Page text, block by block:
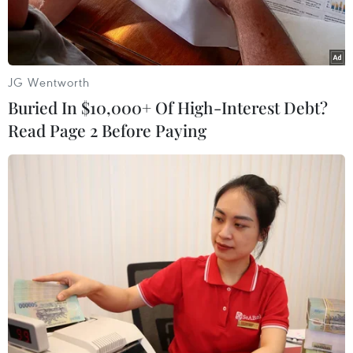
Một nhà máy lọc dầu của Iraq. (Ảnh: AFP/ TTXVN)
Thủ tướng Iraq Mohammed Shia al-Sudani ngày
23/2 thông báo nước này đã mở cửa lại nhà máy
lọc dầu North tại tỉnh Baiji sau một thập niên
đóng cửa.
JG Wentworth
Buried In $10,000+ Of High-Interest Debt?
Read Page 2 Before Paying